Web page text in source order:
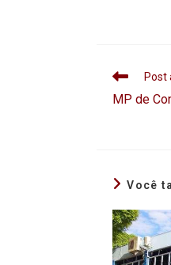
Post
MP de
Você